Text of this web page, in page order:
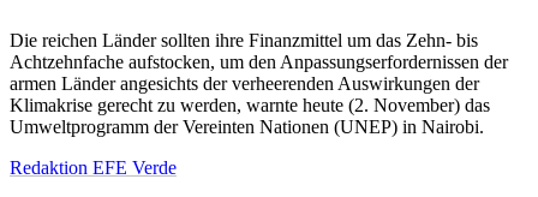
Die reichen Länder sollten ihre Finanzmittel um das Zehn- bis
Achtzehnfache aufstocken, um den Anpassungserfordernissen der
armen Länder angesichts der verheerenden Auswirkungen der
Klimakrise gerecht zu werden, warnte heute (2. November) das
Umweltprogramm der Vereinten Nationen (UNEP) in Nairobi.
Redaktion EFE Verde